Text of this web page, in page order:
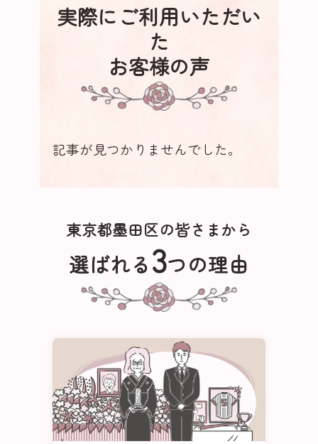
実際にご利用いただい
た
お客様の声
記事が見つかりませんでした。
東京都墨田区の皆さまから
選ばれる3つの理由